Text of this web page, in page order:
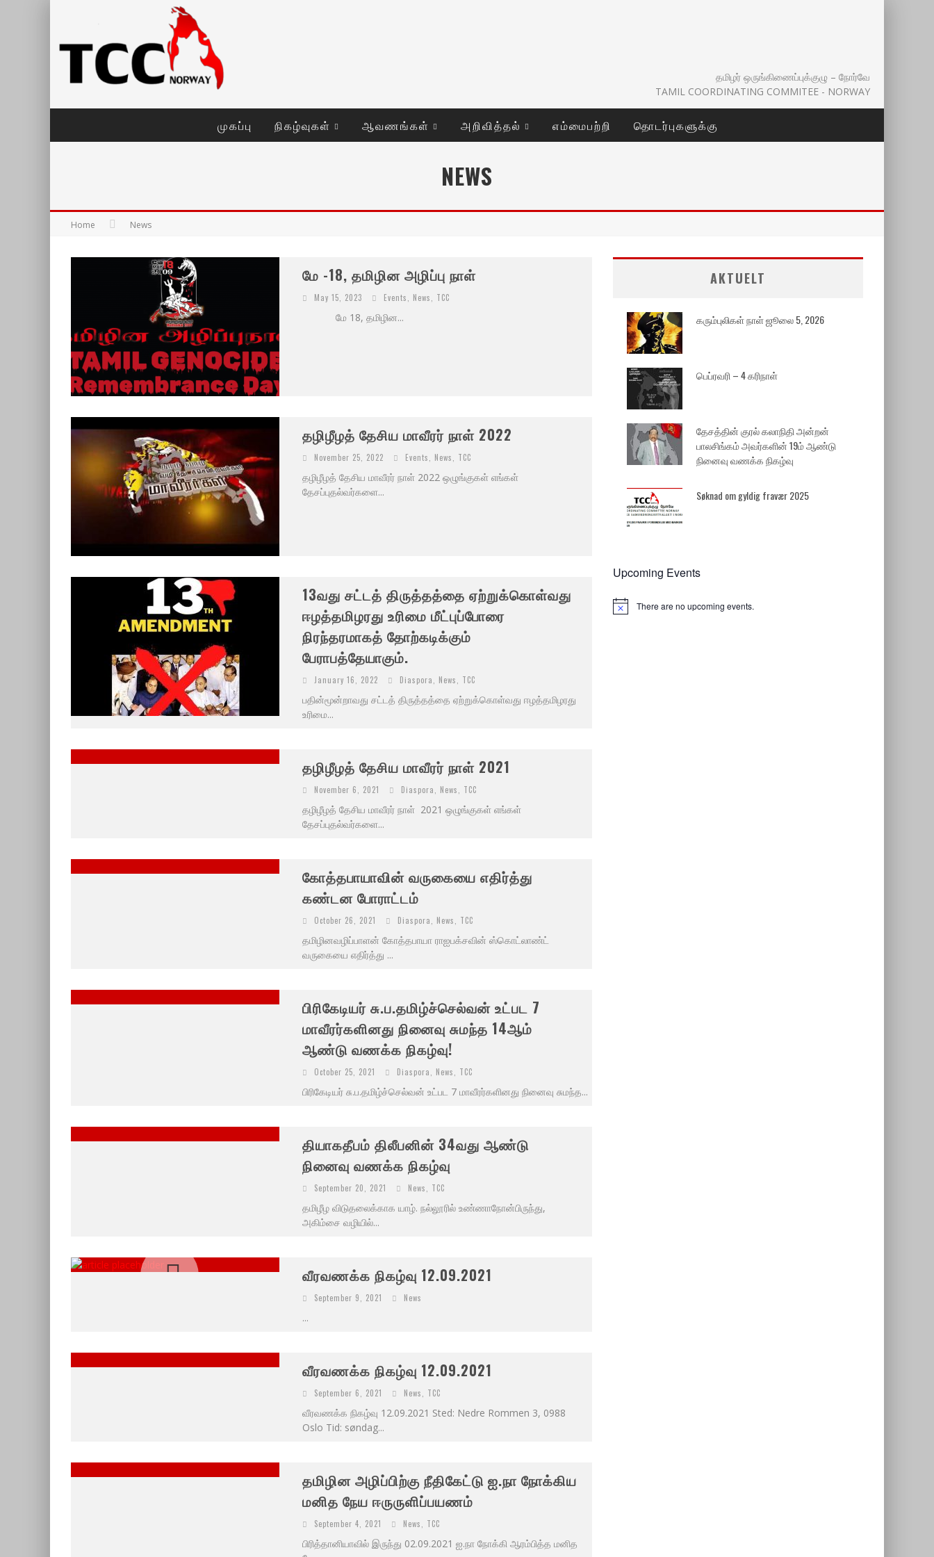
தமிழர் ஒருங்கிணைப்புக்குழு – நோர்வே
TAMIL COORDINATING COMMITEE - NORWAY
முகப்பு நிகழ்வுகள் ஆவணங்கள் அறிவித்தல் எம்மைபற்றி தொடர்புகளுக்கு
NEWS
Home News
மே -18, தமிழின அழிப்பு நாள்
May 15, 2023 Events News TCC
மே 18, தமிழின...
தழிழீழத் தேசிய மாவீரர் நாள் 2022
November 25, 2022 Events News TCC
தழிழீழத் தேசிய மாவீரர் நாள் 2022 ஒழுங்குகள் எங்கள்
தேசப்புதல்வர்களை...
13வது சட்டத் திருத்தத்தை ஏற்றுக்கொள்வது
ஈழத்தமிழரது உரிமை மீட்புப்போரை
நிரந்தரமாகத் தோற்கடிக்கும்
பேராபத்தேயாகும்.
January 16, 2022 Diaspora News TCC
பதின்மூன்றாவது சட்டத் திருத்தத்தை ஏற்றுக்கொள்வது ஈழத்தமிழரது
உரிமை...
தழிழீழத் தேசிய மாவீரர் நாள் 2021
November 6, 2021 Diaspora News TCC
தழிழீழத் தேசிய மாவீரர் நாள் 2021 ஒழுங்குகள் எங்கள்
தேசப்புதல்வர்களை...
கோத்தபாயாவின் வருகையை எதிர்த்து
கண்டன போராட்டம்
October 26, 2021 Diaspora News TCC
தமிழினவழிப்பாளன் கோத்தபாயா ராஐபக்சவின் ஸ்கொட்லாண்ட்
வருகையை எதிர்த்து ...
பிரிகேடியர் சு.ப.தமிழ்ச்செல்வன் உட்பட 7
மாவீரர்களினது நினைவு சுமந்த 14ஆம்
ஆண்டு வணக்க நிகழ்வு!
October 25, 2021 Diaspora News TCC
பிரிகேடியர் சு.ப.தமிழ்ச்செல்வன் உட்பட 7 மாவீரர்களினது நினைவு சுமந்த...
தியாகதீபம் திலீபனின் 34வது ஆண்டு
நினைவு வணக்க நிகழ்வு
September 20, 2021 News TCC
தமிழீழ விடுதலைக்காக யாழ். நல்லூரில் உண்ணாநோன்பிருந்து,
அகிம்சை வழியில்...
வீரவணக்க நிகழ்வு 12.09.2021
September 9, 2021 News
...
வீரவணக்க நிகழ்வு 12.09.2021
September 6, 2021 News TCC
வீரவணக்க நிகழ்வு 12.09.2021 Sted: Nedre Rommen 3, 0988
Oslo Tid: søndag...
தமிழின அழிப்பிற்கு நீதிகேட்டு ஐ.நா நோக்கிய
மனித நேய ஈருருளிப்பயணம்
September 4, 2021 News TCC
பிரித்தானியாவில் இருந்து 02.09.2021 ஐ.நா நோக்கி ஆரம்பித்த மனித
AKTUELT
கரும்புலிகள் நாள் ஜூலை 5, 2026
பெப்ரவரி – 4 கரிநாள்
தேசத்தின் குரல் கலாநிதி அன்றன்
பாலசிங்கம் அவர்களின் 19ம் ஆண்டு
நினைவு வணக்க நிகழ்வு
Søknad om gyldig fravær 2025
Upcoming Events
Notice There are no upcoming events.